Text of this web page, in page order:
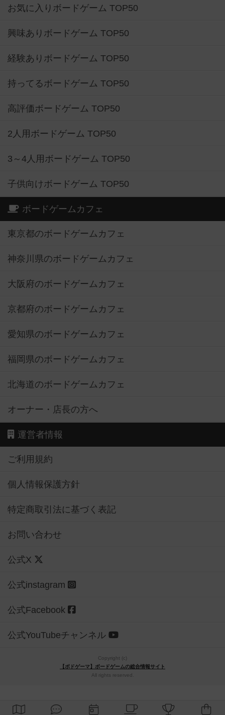
お気に入りボードゲーム TOP50
興味ありボードゲーム TOP50
経験ありボードゲーム TOP50
持ってるボードゲーム TOP50
高評価ボードゲーム TOP50
2人用ボードゲーム TOP50
3～4人用ボードゲーム TOP50
子供向けボードゲーム TOP50
ボードゲームカフェ
東京都のボードゲームカフェ
神奈川県のボードゲームカフェ
大阪府のボードゲームカフェ
京都府のボードゲームカフェ
愛知県のボードゲームカフェ
福岡県のボードゲームカフェ
北海道のボードゲームカフェ
オーナー・店長の方へ
運営者情報
ご利用規約
個人情報保護方針
特定商取引法に基づく表記
お問い合わせ
公式X
公式instagram
公式Facebook
公式YouTubeチャンネル
Copyright (c)
【ボドゲーマ】ボードゲームの総合情報サイト
All rights reserved.